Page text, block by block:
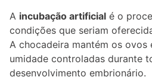
A incubação artificial é o
condições que seriam
A chocadeira mantém os ovos
umidade controladas durante
desenvolvimento embrionário.